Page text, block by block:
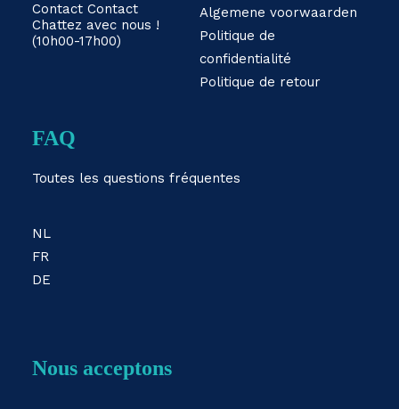
Contact Contact
Chattez avec nous !
(10h00-17h00)
Algemene voorwaarden
Politique de
confidentialité
Politique de retour
FAQ
Toutes les questions fréquentes
NL
FR
DE
Nous acceptons